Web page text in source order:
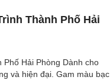
Thành Phố Hải
Hải Phòng Dành cho
và hiện đại. Gam màu bạc